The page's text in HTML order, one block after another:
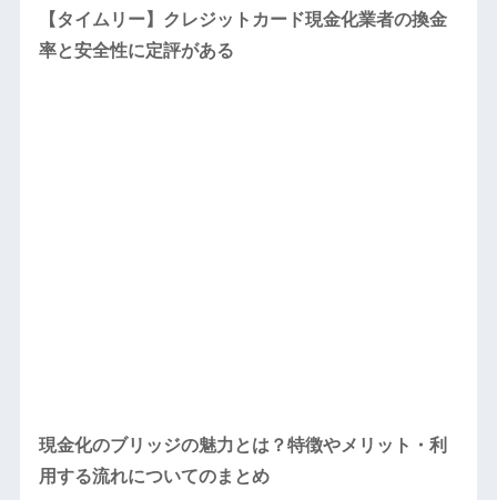
【タイムリー】クレジットカード現金化業者の換金
率と安全性に定評がある
現金化のブリッジの魅力とは？特徴やメリット・利
用する流れについてのまとめ